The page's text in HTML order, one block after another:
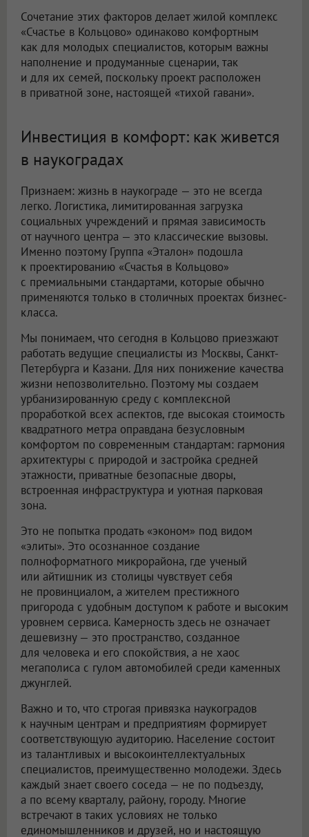
Сочетание этих факторов делает жилой комплекс
«Счастье в Кольцово» одинаково комфортным
как для молодых специалистов, которым важны
наполнение и продуманные сценарии, так
и для их семей, поскольку проект расположен
в приватной зоне, настоящей «тихой гавани».
Инвестиция в комфорт: как живется
в наукоградах
Признаем: жизнь в наукограде — это не всегда
легко. Логистика, лимитированная загрузка
социальных учреждений и прямая зависимость
от научного центра — это классические вызовы.
Именно поэтому Группа «Эталон» подошла
к проектированию «Счастья в Кольцово»
с премиальными стандартами, которые обычно
применяются только в столичных проектах бизнес-
класса.
Мы понимаем, что сегодня в Кольцово приезжают
работать ведущие специалисты из Москвы, Санкт-
Петербурга и Казани. Для них понижение качества
жизни непозволительно. Поэтому мы создаем
урбанизированную среду с комплексной
проработкой всех аспектов, где высокая стоимость
квадратного метра оправдана безусловным
комфортом по современным стандартам: гармония
архитектуры с природой и застройка средней
этажности, приватные безопасные дворы,
встроенная инфраструктура и уютная парковая
зона.
Это не попытка продать «эконом» под видом
«элиты». Это осознанное создание
полноформатного микрорайона, где ученый
или айтишник из столицы чувствует себя
не провинциалом, а жителем престижного
пригорода с удобным доступом к работе и высоким
уровнем сервиса. Камерность здесь не означает
дешевизну — это пространство, созданное
для человека и его спокойствия, а не хаос
мегаполиса с гулом автомобилей среди каменных
джунглей.
Важно и то, что строгая привязка наукоградов
к научным центрам и предприятиям формирует
соответствующую аудиторию. Население состоит
из талантливых и высокоинтеллектуальных
специалистов, преимущественно молодежи. Здесь
каждый знает своего соседа — не по подъезду,
а по всему кварталу, району, городу. Многие
встречают в таких условиях не только
единомышленников и друзей, но и настоящую